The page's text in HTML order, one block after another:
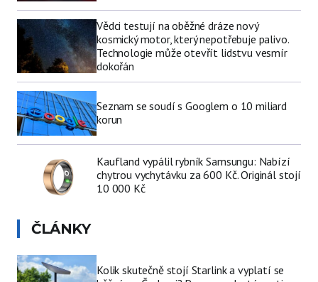
Vědci testují na oběžné dráze nový
kosmický motor, který nepotřebuje palivo.
Technologie může otevřít lidstvu vesmír
dokořán
Seznam se soudí s Googlem o 10 miliard
korun
Kaufland vypálil rybník Samsungu: Nabízí
chytrou vychytávku za 600 Kč. Originál stojí
10 000 Kč
ČLÁNKY
Kolik skutečně stojí Starlink a vyplatí se